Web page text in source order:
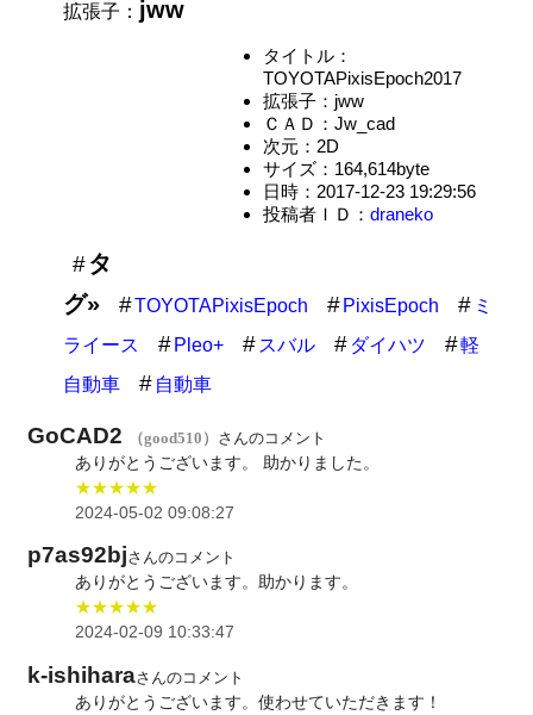
拡張子： jww
タイトル：
TOYOTAPixisEpoch2017
拡張子：jww
ＣＡＤ：Jw_cad
次元：2D
サイズ：164,614byte
日時：2017-12-23 19:29:56
投稿者ＩＤ： draneko
タ
グ»
TOYOTAPixisEpoch PixisEpoch
ミ
ライース
Pleo+ スバル ダイハツ
軽
自動車
自動車
GoCAD2 （good510） さんのコメント
ありがとうございます。 助かりました。
★★★★★
2024-05-02 09:08:27
p7as92bjさんのコメント
ありがとうございます。助かります。
★★★★★
2024-02-09 10:33:47
k-ishiharaさんのコメント
ありがとうございます。使わせていただきます！